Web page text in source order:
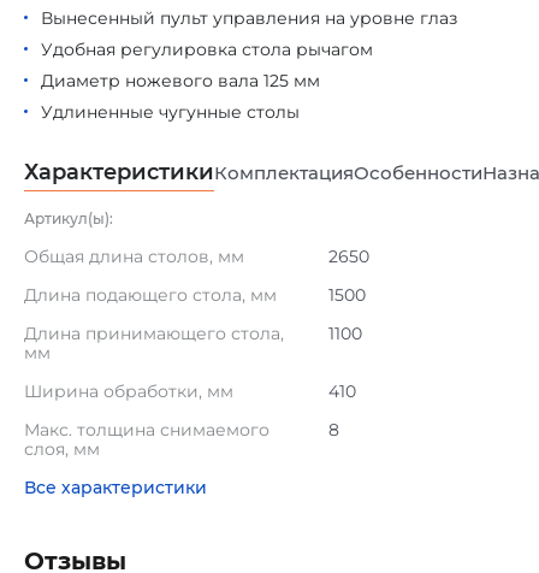
Вынесенный пульт управления на уровне глаз
Удобная регулировка стола рычагом
Диаметр ножевого вала 125 мм
Удлиненные чугунные столы
ХарактеристикиКомплектацияОсобенности
Артикул(ы):
Общая длина столов, мм
2650
Длина подающего стола, мм
1500
Длина принимающего стола,
мм
1100
Ширина обработки, мм
410
Макс. толщина снимаемого
слоя, мм
8
Все характеристики
Отзывы